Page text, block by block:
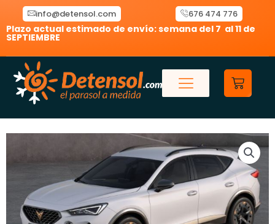
contenido
info@detensol.com 676 474 776
Plazo actual estimado de envío: semana del 7 al 11 de
SEPTIEMBRE